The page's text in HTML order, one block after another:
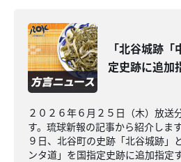
「北谷城跡
定史跡に追加
２０２６年６月２５日（木）放送
す。琉球新報の記事から紹介しま
９日、北谷町の史跡「北谷城跡」
ンタ道」を国指定史跡に追加指定